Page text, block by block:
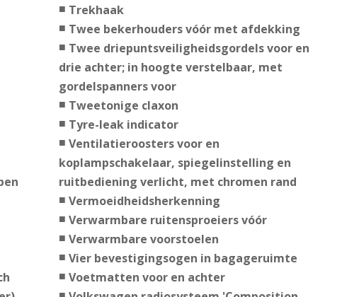
Trekhaak
Twee bekerhouders vóór met afdekking
Twee driepuntsveiligheidsgordels voor en
drie achter; in hoogte verstelbaar, met
gordelspanners voor
Tweetonige claxon
Tyre-leak indicator
Ventilatieroosters voor en
koplampschakelaar, spiegelinstelling en
ruitbediening verlicht, met chromen rand
Vermoeidheidsherkenning
Verwarmbare ruitensproeiers vóór
Verwarmbare voorstoelen
Vier bevestigingsogen in bagageruimte
Voetmatten voor en achter